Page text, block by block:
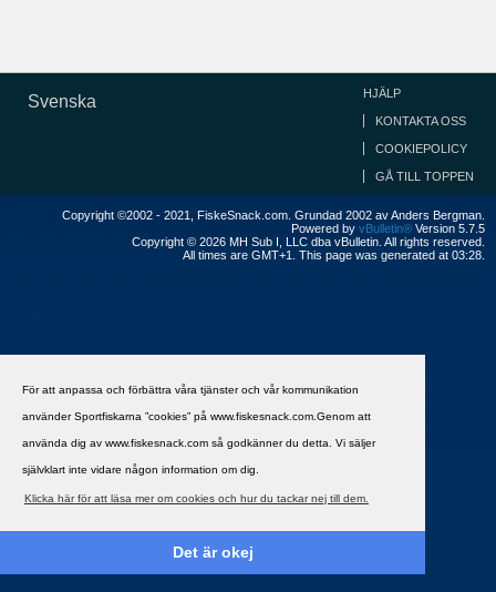
För att anpassa och förbättra våra tjänster och vår kommunikation
använder Sportfiskarna ”cookies” på www.fiskesnack.com.Genom att
använda dig av www.fiskesnack.com så godkänner du detta. Vi säljer
självklart inte vidare någon information om dig.
Klicka här för att läsa mer om cookies och hur du tackar nej till dem.
Det är okej
Svenska HJÄLP
KONTAKTA OSS
COOKIEPOLICY
GÅ TILL TOPPEN
Copyright ©2002 - 2021, FiskeSnack.com. Grundad 2002 av Anders Bergman.
Powered by vBulletin® Version 5.7.5
Copyright © 2026 MH Sub I, LLC dba vBulletin. All rights reserved.
All times are GMT+1. This page was generated at 03:28.